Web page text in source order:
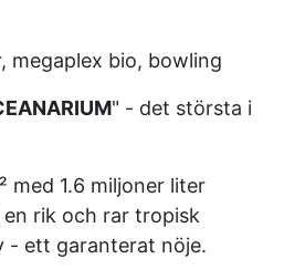
megaplex bio, bowling
" - det största i
med 1.6 miljoner liter
rik och rar tropisk
- ett garanterat nöje.